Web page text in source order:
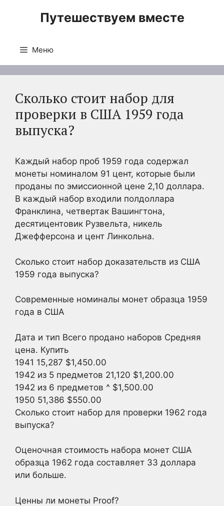
Путешествуем вместе
Меню
Сколько стоит набор для
проверки в США 1959 года
выпуска?
Каждый набор проб 1959 года содержал
монеты номиналом 91 цент, которые были
проданы по эмиссионной цене 2,10 доллара.
В каждый набор входили полдоллара
Франклина, четвертак Вашингтона,
десятицентовик Рузвельта, никель
Джефферсона и цент Линкольна.
Сколько стоит набор доказательств из США
1959 года выпуска?
Современные номиналы монет образца 1959
года в США
Дата и тип Всего продано наборов Средняя
цена. Купить
1941 15,287 $1,450.00
1942 из 5 предметов 21,120 $1,200.00
1942 из 6 предметов ^ $1,500.00
1950 51,386 $550.00
Сколько стоит набор для проверки 1962 года
выпуска?
Оценочная стоимость набора монет США
образца 1962 года составляет 33 доллара
или больше.
Ценны ли монеты Proof?